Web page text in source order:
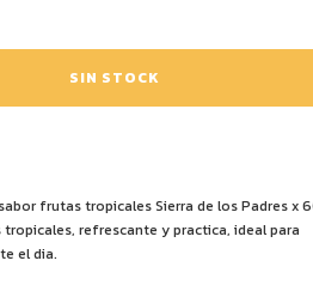
frutas tropicales Sierra de los Padres x
refrescante y practica, ideal para
el dia.